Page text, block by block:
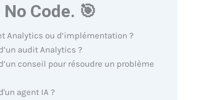
Code. 🎯
Analytics ou d’implémentation ?
audit Analytics ?
conseil pour résoudre un problème
agent IA ?